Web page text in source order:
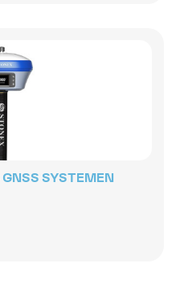
GNSS SYSTEMEN